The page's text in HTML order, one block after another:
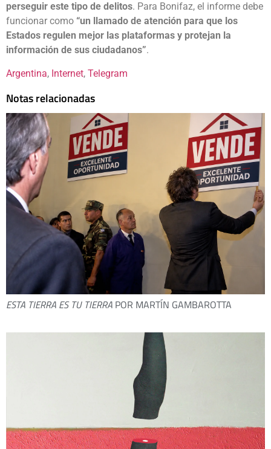
perseguir este tipo de delitos. Para Bonifaz, el informe debe
funcionar como “un llamado de atención para que los
Estados regulen mejor las plataformas y protejan la
información de sus ciudadanos”.
Argentina, Internet, Telegram
Notas relacionadas
ESTA TIERRA ES TU TIERRA POR MARTÍN GAMBAROTTA